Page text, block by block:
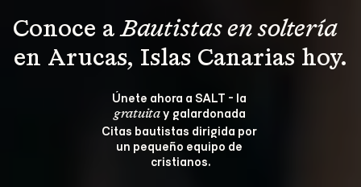
Conoce a Bautistas en soltería
en Arucas, Islas Canarias hoy.
Únete ahora a SALT - la
gratuita y galardonada
Citas bautistas dirigida por
un pequeño equipo de
cristianos.